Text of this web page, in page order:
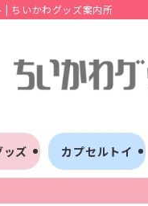
| ちいかわグッズ案内所
ッズ カプセルトイ